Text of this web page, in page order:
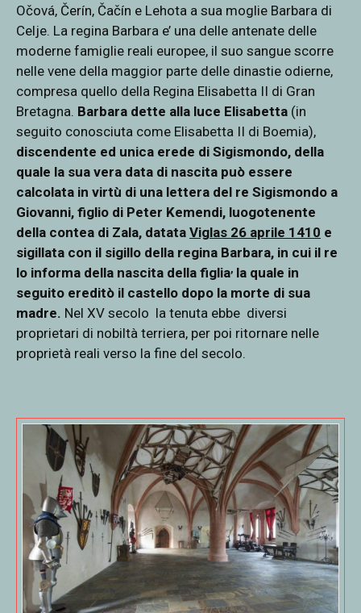
Očová, Čerín, Čačín e Lehota a sua moglie Barbara di
Celje. La regina Barbara e’ una delle antenate delle
moderne famiglie reali europee, il suo sangue scorre
nelle vene della maggior parte delle dinastie odierne,
compresa quello della Regina Elisabetta II di Gran
Bretagna. Barbara dette alla luce Elisabetta (in
seguito conosciuta come Elisabetta II di Boemia),
discendente ed unica erede di Sigismondo, della
quale la sua vera data di nascita può essere
calcolata in virtù di una lettera del re Sigismondo a
Giovanni, figlio di Peter Kemendi, luogotenente
della contea di Zala, datata Viglas 26 aprile 1410 e
sigillata con il sigillo della regina Barbara, in cui il re
lo informa della nascita della figlia, la quale in
seguito ereditò il castello dopo la morte di sua
madre. Nel XV secolo la tenuta ebbe diversi
proprietari di nobiltà terriera, per poi ritornare nelle
proprietà reali verso la fine del secolo.